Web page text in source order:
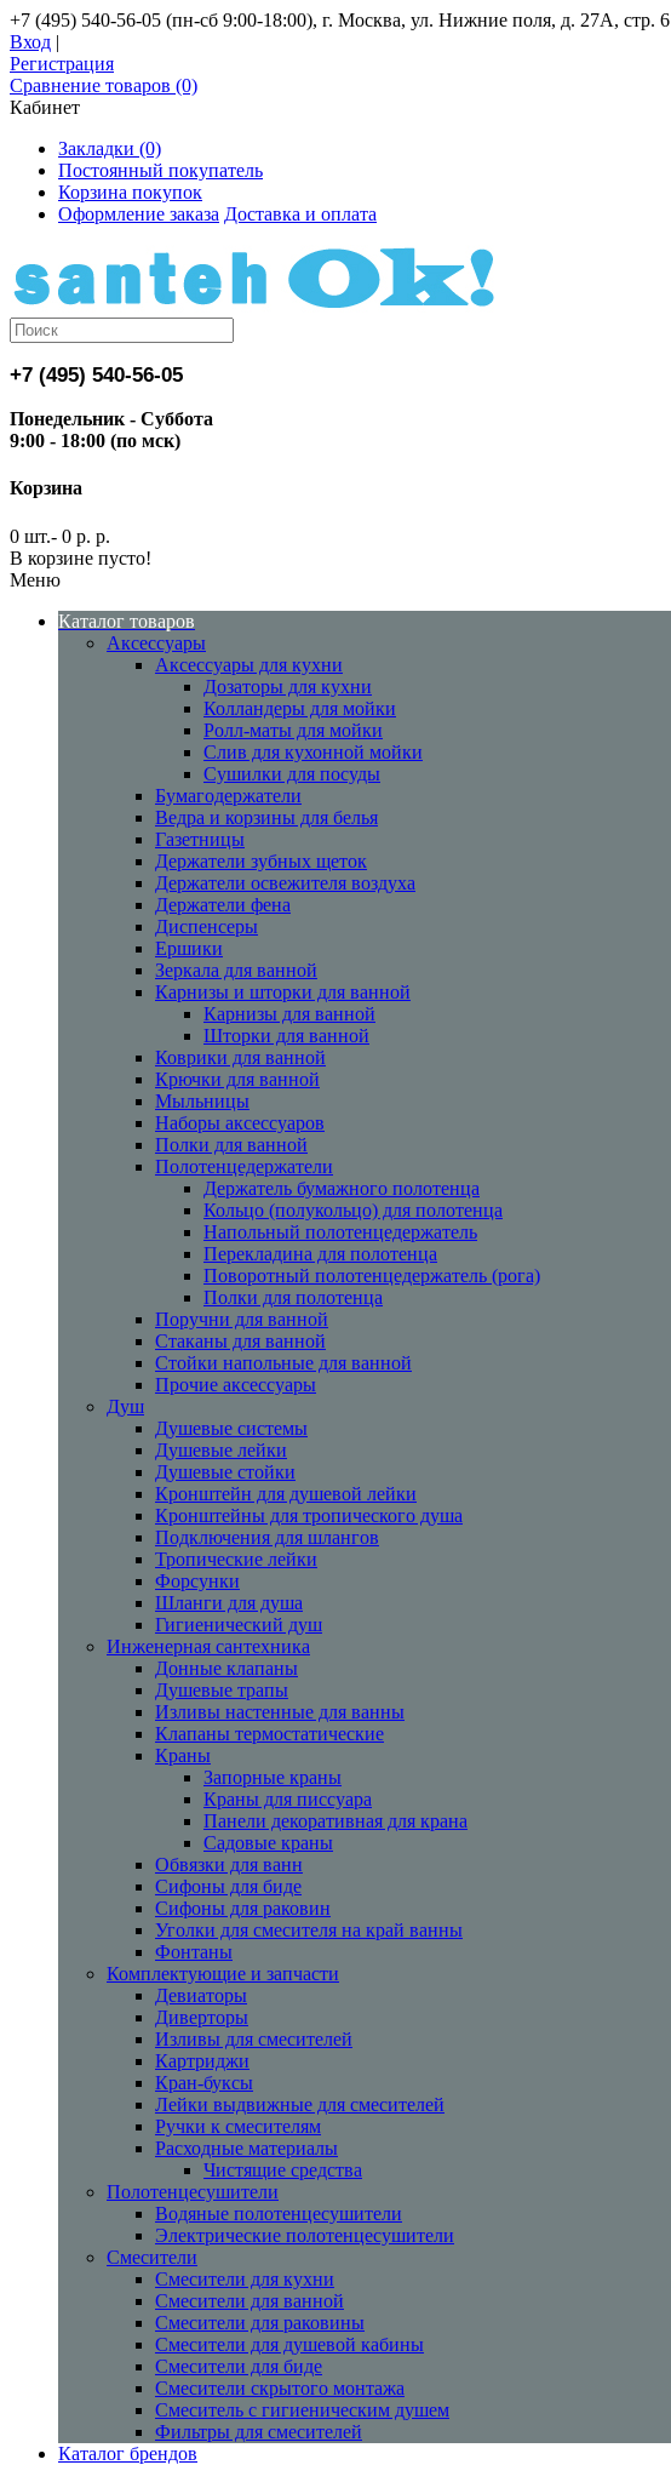
+7 (495) 540-56-05 (пн-сб 9:00-18:00), г. Москва, ул. Нижние поля, д. 27А, стр. 6
Вход |
Регистрация
Сравнение товаров (0)
Кабинет
Закладки (0)
Постоянный покупатель
Корзина покупок
Оформление заказа Доставка и оплата
+7 (495) 540-56-05
Понедельник - Суббота
9:00 - 18:00 (по мск)
Корзина
0 шт.- 0 р. р.
В корзине пусто!
Меню
Каталог товаров
Аксессуары
Аксессуары для кухни
Дозаторы для кухни
Колландеры для мойки
Ролл-маты для мойки
Слив для кухонной мойки
Сушилки для посуды
Бумагодержатели
Ведра и корзины для белья
Газетницы
Держатели зубных щеток
Держатели освежителя воздуха
Держатели фена
Диспенсеры
Ершики
Зеркала для ванной
Карнизы и шторки для ванной
Карнизы для ванной
Шторки для ванной
Коврики для ванной
Крючки для ванной
Мыльницы
Наборы аксессуаров
Полки для ванной
Полотенцедержатели
Держатель бумажного полотенца
Кольцо (полукольцо) для полотенца
Напольный полотенцедержатель
Перекладина для полотенца
Поворотный полотенцедержатель (рога)
Полки для полотенца
Поручни для ванной
Стаканы для ванной
Стойки напольные для ванной
Прочие аксессуары
Душ
Душевые системы
Душевые лейки
Душевые стойки
Кронштейн для душевой лейки
Кронштейны для тропического душа
Подключения для шлангов
Тропические лейки
Форсунки
Шланги для душа
Гигиенический душ
Инженерная сантехника
Донные клапаны
Душевые трапы
Изливы настенные для ванны
Клапаны термостатические
Краны
Запорные краны
Краны для писсуара
Панели декоративная для крана
Садовые краны
Обвязки для ванн
Сифоны для биде
Сифоны для раковин
Уголки для смесителя на край ванны
Фонтаны
Комплектующие и запчасти
Девиаторы
Диверторы
Изливы для смесителей
Картриджи
Кран-буксы
Лейки выдвижные для смесителей
Ручки к смесителям
Расходные материалы
Чистящие средства
Полотенцесушители
Водяные полотенцесушители
Электрические полотенцесушители
Смесители
Смесители для кухни
Смесители для ванной
Смесители для раковины
Смесители для душевой кабины
Смесители для биде
Смесители скрытого монтажа
Смеситель с гигиеническим душем
Фильтры для смесителей
Каталог брендов